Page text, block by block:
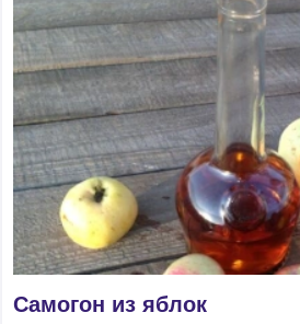
Самогон из яблок